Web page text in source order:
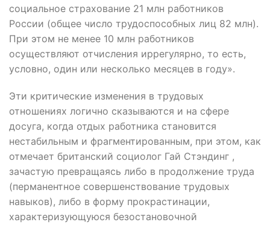
социальное страхование 21 млн работников
России (общее число трудоспособных лиц 82 млн).
При этом не менее 10 млн работников
осуществляют отчисления иррегулярно, то есть,
условно, один или несколько месяцев в году».
Эти критические изменения в трудовых
отношениях логично сказываются и на сфере
досуга, когда отдых работника становится
нестабильным и фрагментированным, при этом, как
отмечает британский социолог Гай Стэндинг ,
зачастую превращаясь либо в продолжение труда
(перманентное совершенствование трудовых
навыков), либо в форму прокрастинации,
характеризующуюся безостановочной